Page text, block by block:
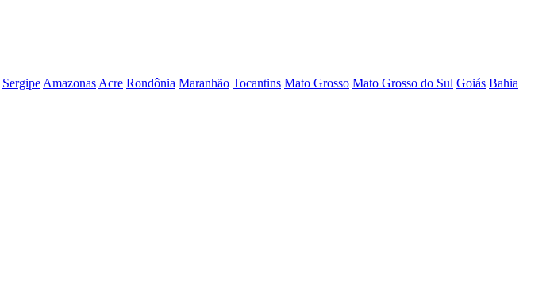
Sergipe Amazonas Acre Rondônia Maranhão Tocantins Mato Grosso Mato Grosso do Sul Goiás Bahia